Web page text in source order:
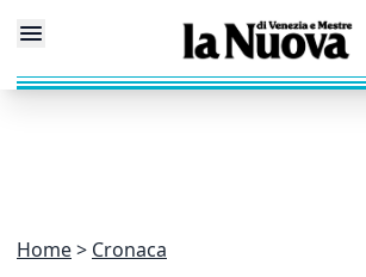
Home Cronaca